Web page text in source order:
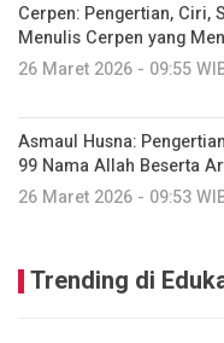
Cerpen: Pengertian, Ciri,
Menulis Cerpen yang
26 Maret 2026 - 09:55
Asmaul Husna:
99 Nama Allah Beserta
26 Maret 2026 - 09:53
Trending di